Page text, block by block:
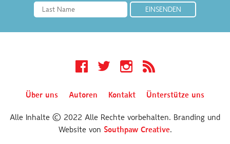
Facebook Twitter Instagram RSS
Über uns Autoren Kontakt Ünterstütze uns
Alle Inhalte © 2022 Alle Rechte vorbehalten. Branding und
Website von Southpaw Creative.